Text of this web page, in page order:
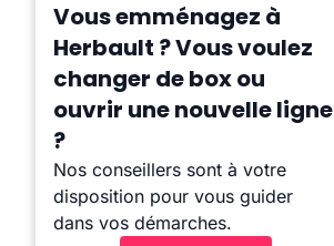
Vous emménagez à
Herbault ? Vous voulez
changer de box ou
ouvrir une nouvelle ligne
?
Nos conseillers sont à votre
disposition pour vous guider
dans vos démarches.